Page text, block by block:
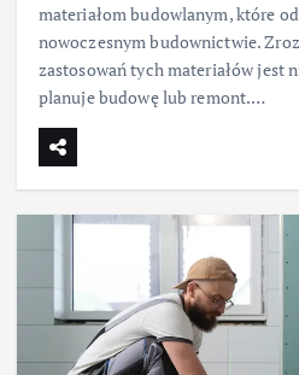
materiałom budowlanym, które
nowoczesnym budownictwie.
zastosowań tych materiałów jest
planuje budowę lub remont.…